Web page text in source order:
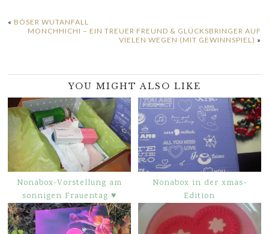
« BÖSER WUTANFALL
MONCHHICHI – EIN TREUER FREUND & GLÜCKSBRINGER AUF
VIELEN WEGEN (MIT GEWINNSPIEL) »
YOU MIGHT ALSO LIKE
Nonabox-Vorstellung am
sonnigen Frauentag ♥
Nonabox in der xmas-
Edition